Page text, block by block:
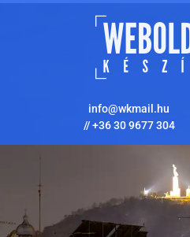
info@wkmail.hu
//+36 30 9677 304